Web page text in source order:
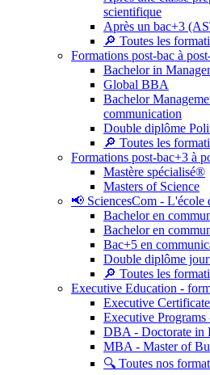
scientifique
Après un bac+3
🔎 Toutes les
Formations post-bac à
Bachelor in
Global BBA
Bachelor
communication
Double diplôme
🔎 Toutes les
Formations post-bac+3 à
Mastère spécialisé®
Masters of Science
📢 SciencesCom - L'école
Bachelor en
Bachelor en
Bac+5 en
Double diplôme
🔎 Toutes les
Executive Education -
Executive
Executive
DBA - Doctorate in
MBA - Master of
🔍 Toutes nos